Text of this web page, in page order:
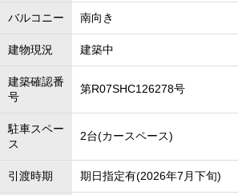
バルコニー 南向き
建物現況 建築中
建築確認番
号
第R07SHC126278号
駐車スペー
ス
2台(カースペース)
引渡時期 期日指定有(2026年7月下旬)